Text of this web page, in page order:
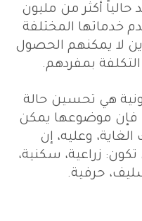
حالياً أكثر من مليون
خدماتها المختلفة
لا يمكنهم الحصول
بمفردهم.
هي تحسين حالة
فإن موضوعها يمكن
وعليه، إن
زراعية، سكنية،
حرفية.